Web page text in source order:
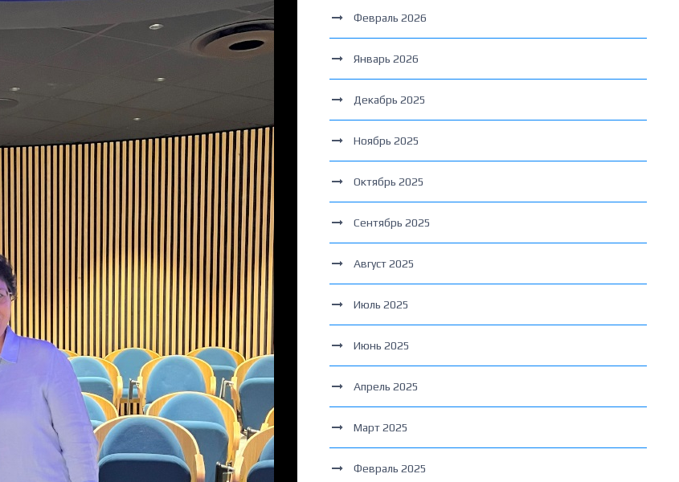
Февраль 2026
Январь 2026
Декабрь 2025
Ноябрь 2025
Октябрь 2025
Сентябрь 2025
Август 2025
Июль 2025
Июнь 2025
Апрель 2025
Март 2025
Февраль 2025